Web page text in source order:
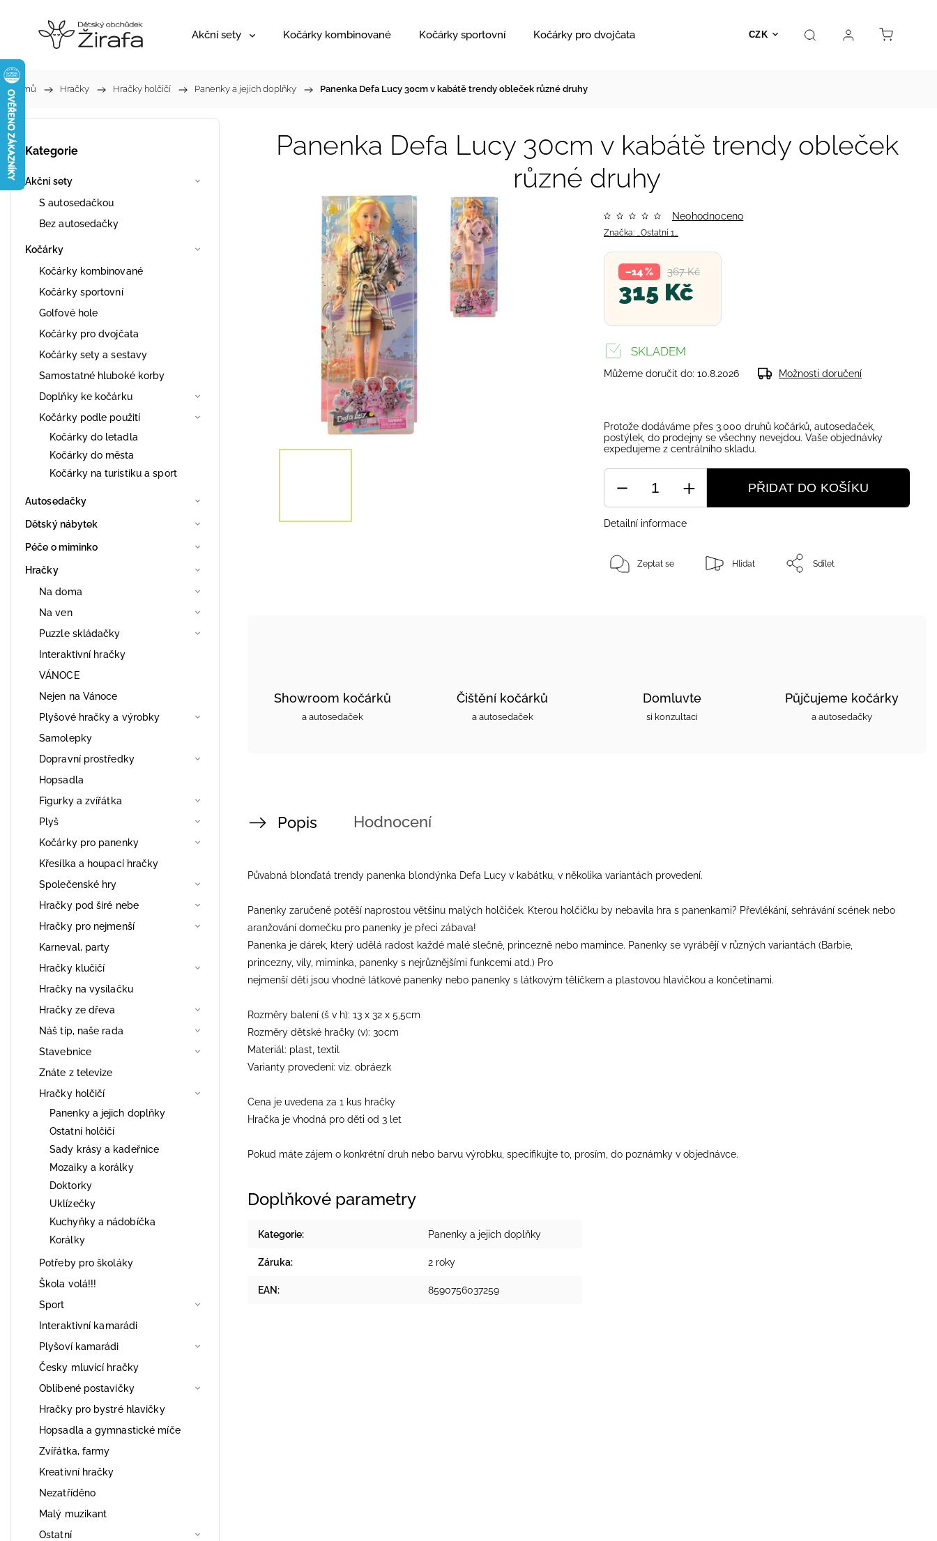
CZK
Akční sety Kočárky kombinované Kočárky sportovní Kočárky pro dvojčata Hračky Prodejna Kontakt
Domů / Hračky / Hračky holčičí / Panenky a jejich doplňky / Panenka Defa Lucy 30cm v kabátě trendy obleček různé druhy
Kategorie
Akční sety
S autosedačkou
Bez autosedačky
Kočárky
Kočárky kombinované
Kočárky sportovní
Golfové hole
Kočárky pro dvojčata
Kočárky sety a sestavy
Samostatné hluboké korby
Doplňky ke kočárku
Kočárky podle použití
Kočárky do letadla
Kočárky do města
Kočárky na turistiku a sport
Autosedačky
Dětský nábytek
Péče o miminko
Hračky
Na doma
Na ven
Puzzle skládačky
Interaktivní hračky
VÁNOCE
Nejen na Vánoce
Plyšové hračky a výrobky
Samolepky
Dopravní prostředky
Hopsadla
Figurky a zvířátka
Plyš
Kočárky pro panenky
Křesílka a houpací hračky
Společenské hry
Hračky pod širé nebe
Hračky pro nejmenší
Karneval, party
Hračky klučičí
Hračky na vysílačku
Hračky ze dřeva
Náš tip, naše rada
Stavebnice
Znáte z televize
Hračky holčičí
Panenky a jejich doplňky
Ostatní holčičí
Sady krásy a kadeřnice
Mozaiky a korálky
Doktorky
Uklízečky
Kuchyňky a nádobíčka
Korálky
Potřeby pro školáky
Škola volá!!!
Sport
Interaktivní kamarádi
Plyšoví kamarádi
Česky mluvící hračky
Oblíbené postavičky
Hračky pro bystré hlavičky
Hopsadla a gymnastické míče
Zvířátka, farmy
Kreativní hračky
Nezatříděno
Malý muzikant
Ostatní
Panenka Defa Lucy 30cm v kabátě trendy obleček
různé druhy
Značka: _Ostatní 1_
Neohodnoceno
367 Kč
–14 %
315 Kč
SKLADEM
Můžeme doručit do: 10.8.2026 Možnosti doručení
Protože dodáváme přes 3.000 druhů kočárků, autosedaček,
postýlek, do prodejny se všechny nevejdou. Vaše objednávky
expedujeme z centrálního skladu.
PŘIDAT DO KOŠÍKU
Detailní informace
Zeptat se Hlídat Sdílet
Showroom kočárků
a autosedaček
Čištění kočárků
a autosedaček
Domluvte
si konzultaci
Půjčujeme kočárky
a autosedačky
Popis Hodnocení
Půvabná blonďatá trendy panenka blondýnka Defa Lucy v kabátku, v několika variantách provedení.
Panenky zaručeně potěší naprostou většinu malých holčiček. Kterou holčičku by nebavila hra s panenkami? Převlékání, sehrávání scének nebo
aranžování domečku pro panenky je přeci zábava!
Panenka je dárek, který udělá radost každé malé slečně, princezně nebo mamince. Panenky se vyrábějí v různých variantách (Barbie,
princezny, víly, miminka, panenky s nejrůznějšími funkcemi atd.) Pro
nejmenší děti jsou vhodné látkové panenky nebo panenky s látkovým tělíčkem a plastovou hlavičkou a končetinami.
Rozměry balení (š v h): 13 x 32 x 5,5cm
Rozměry dětské hračky (v): 30cm
Materiál: plast, textil
Varianty provedení: viz. obráezk
Cena je uvedena za 1 kus hračky
Hračka je vhodná pro děti od 3 let
Pokud máte zájem o konkrétní druh nebo barvu výrobku, specifikujte to, prosím, do poznámky v objednávce.
Doplňkové parametry
Kategorie: Panenky a jejich doplňky
Záruka: 2 roky
EAN : 8590756037259